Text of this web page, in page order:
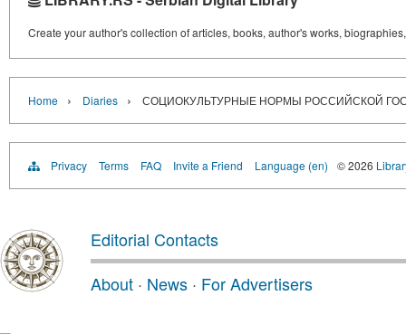
Create your author's collection of articles, books, author's works,
Home › Diaries › СОЦИОКУЛЬТУРНЫЕ НОРМЫ РОССИЙСКОЙ
Privacy Terms FAQ Invite a Friend Language (en) © 2026
Editorial Contacts
About · News · For Advertisers